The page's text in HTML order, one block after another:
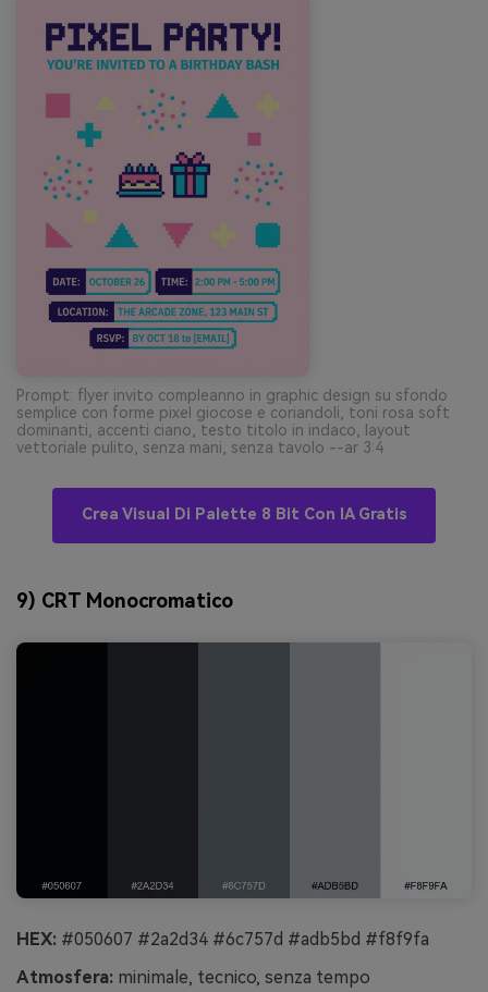
Prompt: flyer invito compleanno in graphic design su sfondo
semplice con forme pixel giocose e coriandoli, toni rosa soft
dominanti, accenti ciano, testo titolo in indaco, layout
vettoriale pulito, senza mani, senza tavolo --ar 3:4
Crea Visual Di Palette 8 Bit Con IA Gratis
9) CRT Monocromatico
HEX: #050607 #2a2d34 #6c757d #adb5bd #f8f9fa
Atmosfera: minimale, tecnico, senza tempo